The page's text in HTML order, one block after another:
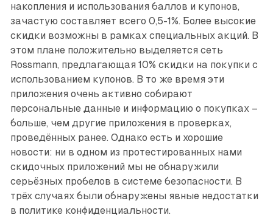
накопления и использования баллов и купонов,
зачастую составляет всего 0,5-1%. Более высокие
скидки возможны в рамках специальных акций. В
этом плане положительно выделяется сеть
Rossmann, предлагающая 10% скидки на покупки с
использованием купонов. В то же время эти
приложения очень активно собирают
персональные данные и информацию о покупках –
больше, чем другие приложения в проверках,
проведённых ранее. Однако есть и хорошие
новости: ни в одном из протестированных нами
скидочных приложений мы не обнаружили
серьёзных пробелов в системе безопасности. В
трёх случаях были обнаружены явные недостатки
в политике конфиденциальности.